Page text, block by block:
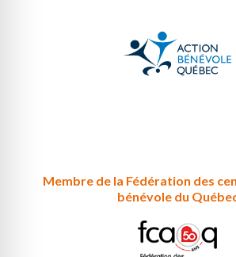
Membre de la Fédération des
bénévole du